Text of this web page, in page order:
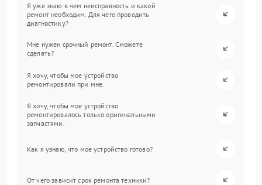
Я уже знаю в чем неисправность и какой
ремонт необходим. Для чего проводить
диагностику?
Мне нужен срочный ремонт. Сможете
сделать?
Я хочу, чтобы мое устройство
ремонтировали при мне.
Я хочу, чтобы мое устройство
ремонтировалось только оригинальными
запчастями.
Как я узнаю, что мое устройство готово?
От чего зависит срок ремонта техники?